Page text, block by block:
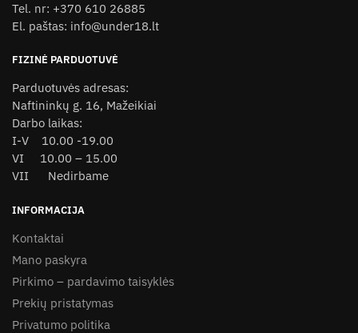
Tel. nr: +370 610 26885
El. paštas: info@under18.lt
FIZINĖ PARDUOTUVĖ
Parduotuvės adresas:
Naftininkų g. 16, Mažeikiai
Darbo laikas:
I-V 10.00 -19.00
VI 10.00 – 15.00
VII Nedirbame
INFORMACIJA
Kontaktai
Mano paskyra
Pirkimo – pardavimo taisyklės
Prekių pristatymas
Privatumo politika